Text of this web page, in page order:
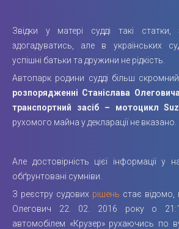
Звідки у матері судді такі
здогадуватись, але в українських
успішні батьки та дружини не рідкість.
Автопарк родини судді більш
розпорядженні Станіслава
транспортний засіб – мотоцикл
рухомого майна у декларації не вказано.
Але достовірність цієї інформації у
обґрунтовані сумніви.
З реєстру судових рішень стає
Олегович 22. 02. 2016 року о
автомобілем «Крузер» рухаючись по